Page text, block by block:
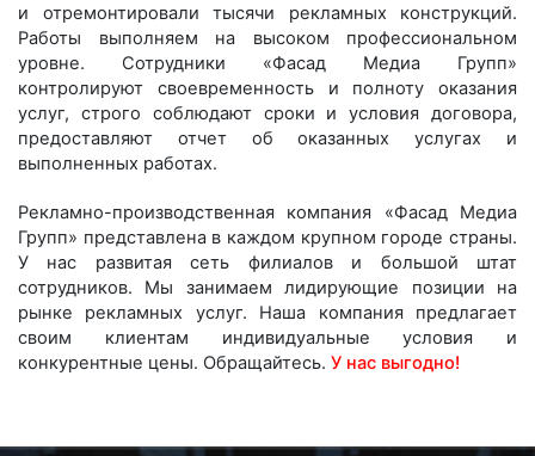
и отремонтировали тысячи рекламных конструкций.
Работы выполняем на высоком профессиональном
уровне. Сотрудники «Фасад Медиа Групп»
контролируют своевременность и полноту оказания
услуг, строго соблюдают сроки и условия договора,
предоставляют отчет об оказанных услугах и
выполненных работах.
Рекламно-производственная компания «Фасад Медиа
Групп» представлена в каждом крупном городе страны.
У нас развитая сеть филиалов и большой штат
сотрудников. Мы занимаем лидирующие позиции на
рынке рекламных услуг. Наша компания предлагает
своим клиентам индивидуальные условия и
конкурентные цены. Обращайтесь. У нас выгодно!